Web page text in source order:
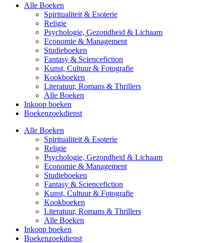
Alle Boeken
Spiritualiteit & Esoterie
Religie
Psychologie, Gezondheid & Lichaam
Economie & Management
Studieboeken
Fantasy & Sciencefiction
Kunst, Cultuur & Fotografie
Kookboeken
Literatuur, Romans & Thrillers
Alle Boeken
Inkoop boeken
Boekenzoekdienst
Alle Boeken
Spiritualiteit & Esoterie
Religie
Psychologie, Gezondheid & Lichaam
Economie & Management
Studieboeken
Fantasy & Sciencefiction
Kunst, Cultuur & Fotografie
Kookboeken
Literatuur, Romans & Thrillers
Alle Boeken
Inkoop boeken
Boekenzoekdienst